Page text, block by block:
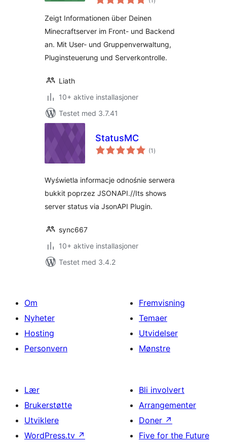
vurderinger
Zeigt Informationen über Deinen
Minecraftserver im Front- und Backend
an. Mit User- und Gruppenverwaltung,
Pluginsteuerung und Serverkontrolle.
Liath
10+ aktive installasjoner
Testet med 3.7.41
StatusMC
(1 totale
vurderinger
)
Wyświetla informacje odnośnie serwera
bukkit poprzez JSONAPI.//Its shows
server status via JsonAPI Plugin.
sync667
10+ aktive installasjoner
Testet med 3.4.2
Om
Nyheter
Hosting
Personvern
Fremvisning
Temaer
Utvidelser
Mønstre
Lær
Brukerstøtte
Utviklere
WordPress.tv ↗
Bli involvert
Arrangementer
Doner ↗
Five for the Future